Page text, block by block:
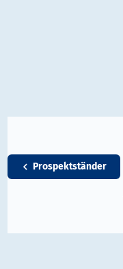
Prospektständer